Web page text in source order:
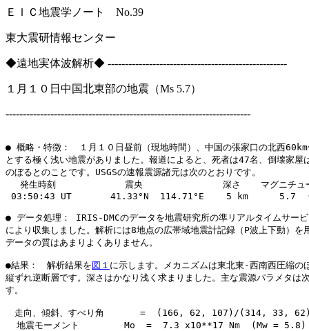
ＥＩＣ地震学ノート No.39
東大震研情報センター
◆遠地実体波解析◆ ----------------------------------------------------
１月１０日中国北東部の地震（Ms 5.7）
-----------------------------------------------------------------------
● 概略・特徴：　１月１０日昼前（現地時間）、中国の張家口の北西
とする極く浅い地震がありました。報道によると、死者は47名、倒壊家屋
のぼるとのことです。USGSの速報震源諸元は次のとおりです。
発生時刻　　　      　震央　　　　        深さ　  マグニチュ
03:50:43 UT       41.33°N  114.71°E    5 km 　   5.7
● データ処理： IRIS-DMCのデータを地震研究所の準リアルタイムサ
により収集しました。解析には8地点の広帯域地震計記録（P波上下動）を
データの質はあまりよくありません。
●結果：　解析結果を 図１ に示します。メカニズムは東北東-西南西圧縮の
縦ずれ逆断層です。深さはかなり浅く求まりました。主な震源パラメタは
す。
走向、傾斜、すべり角　　　　=  (166, 62, 107)/(314, 33,
  地震モーメント　　　　　Mo  =  7.3 x10**17 Nm  (Mw = 5.8)